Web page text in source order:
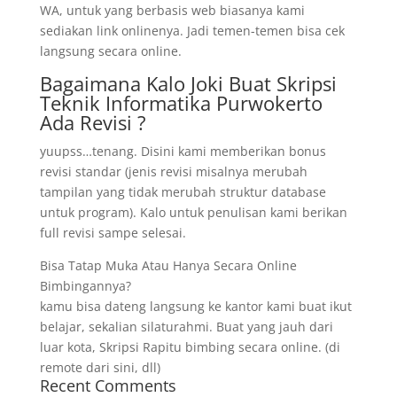
WA, untuk yang berbasis web biasanya kami
sediakan link onlinenya. Jadi temen-temen bisa cek
langsung secara online.
Bagaimana Kalo Joki Buat Skripsi
Teknik Informatika Purwokerto
Ada Revisi ?
yuupss…tenang. Disini kami memberikan bonus
revisi standar (jenis revisi misalnya merubah
tampilan yang tidak merubah struktur database
untuk program). Kalo untuk penulisan kami berikan
full revisi sampe selesai.
Bisa Tatap Muka Atau Hanya Secara Online
Bimbingannya?
kamu bisa dateng langsung ke kantor kami buat ikut
belajar, sekalian silaturahmi. Buat yang jauh dari
luar kota, Skripsi Rapitu bimbing secara online. (di
remote dari sini, dll)
Recent Comments